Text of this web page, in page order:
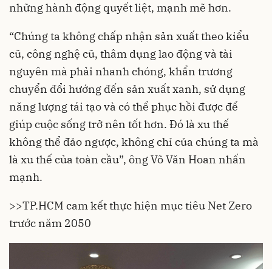
những hành động quyết liệt, mạnh mẽ hơn.
“Chúng ta không chấp nhận sản xuất theo kiểu
cũ, công nghệ cũ, thâm dụng lao động và tài
nguyên mà phải nhanh chóng, khẩn trương
chuyển đổi hướng đến sản xuất xanh, sử dụng
năng lượng tái tạo và có thể phục hồi được để
giúp cuộc sống trở nên tốt hơn. Đó là xu thế
không thể đảo ngược, không chỉ của chúng ta mà
là xu thế của toàn cầu”, ông Võ Văn Hoan nhấn
mạnh.
>>TP.HCM cam kết thực hiện mục tiêu Net Zero
trước năm 2050